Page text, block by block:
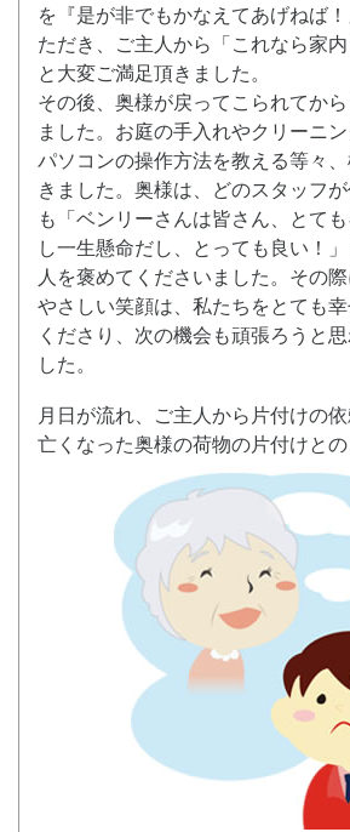
を『是が非でもかなえてあげねば
ただき、ご主人から「これなら家内
と大変ご満足頂きました。
その後、奥様が戻ってこられてか
ました。お庭の手入れやクリーニ
パソコンの操作方法を教える等々
きました。奥様は、どのスタッフ
も「ベンリーさんは皆さん、とて
し一生懸命だし、とっても良い！
人を褒めてくださいました。その
やさしい笑顔は、私たちをとても
くださり、次の機会も頑張ろうと
した。
月日が流れ、ご主人から片付けの依
亡くなった奥様の荷物の片付けとの